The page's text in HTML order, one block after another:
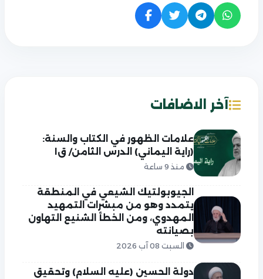
آخر الاضافات
علامات الظهور في الكتاب والسنة:
(راية اليماني) الدرس الثامن/ ق١
منذ 9 ساعة
الجيوبولتيك الشيعي في المنطقة
يتمدد وهو من مبشرات التمهيد
المهدوي، ومن الخطأ الشنيع التهاون
بصيانته
السبت 08 آب 2026
دولة الحسين (عليه السلام) وتحقيق